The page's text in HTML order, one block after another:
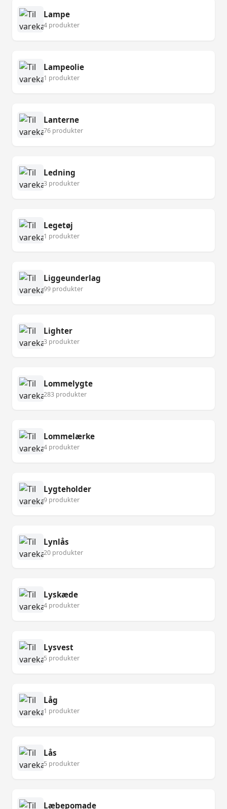
Lampe
4 produkter
Lampeolie
1 produkter
Lanterne
76 produkter
Ledning
3 produkter
Legetøj
1 produkter
Liggeunderlag
99 produkter
Lighter
3 produkter
Lommelygte
283 produkter
Lommelærke
4 produkter
Lygteholder
9 produkter
Lynlås
20 produkter
Lyskæde
4 produkter
Lysvest
5 produkter
Låg
1 produkter
Lås
5 produkter
Læbepomade